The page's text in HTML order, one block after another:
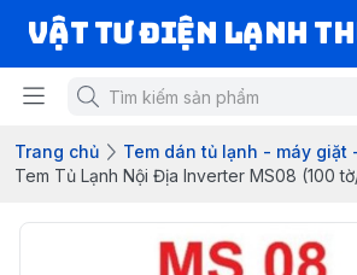
VẬT TƯ ĐIỆN LẠNH
Trang chủ
Tem dán tủ lạnh - máy giặt
Tem Tủ Lạnh Nội Địa Inverter MS08 (100